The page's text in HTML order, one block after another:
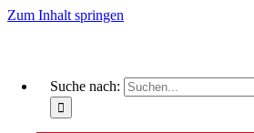
Zum Inhalt springen
Suche nach: